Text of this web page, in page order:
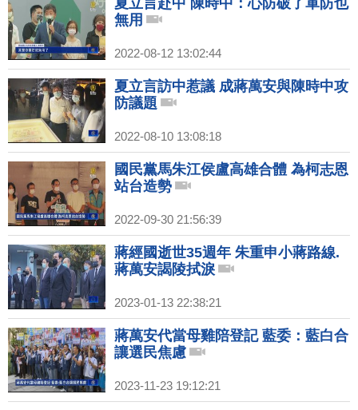
夏立言赴中 陳時中：心防破了軍防也
無用
2022-08-12 13:02:44
夏立言訪中惹議 成蔣萬安與陳時中攻
防議題
2022-08-10 13:08:18
國民黨馬朱江侯盧高雄合體 為柯志恩
站台造勢
2022-09-30 21:56:39
蔣經國逝世35週年 朱重申小蔣路線.
蔣萬安謁陵拭淚
2023-01-13 22:38:21
蔣萬安代當母雞陪登記 藍委：藍白合
讓選民焦慮
2023-11-23 19:12:21